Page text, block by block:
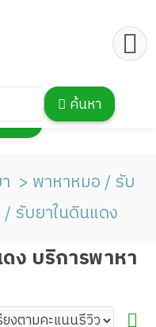
ค้นหา
ผนที่
พาหาหมอ / รับ
รับยาในดินแดง
ง บริการพาหา